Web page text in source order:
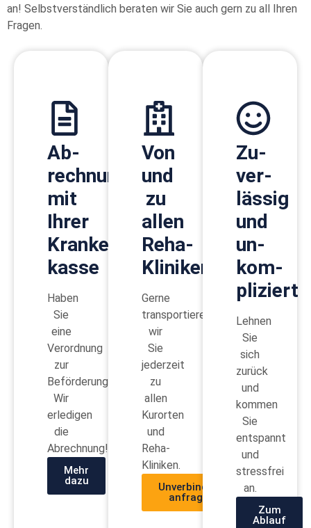
an! Selbstverständlich beraten wir Sie auch gern zu all Ihren
Fragen.
Ab­
rechnung
mit
Ihrer
Kranken­
kasse
Haben
Sie
eine
Verordnung
zur
Beförderung?
Wir
erledigen
die
Abrechnung!
Mehr
dazu
Von
und
zu
allen
Reha-
Kliniken
Gerne
transportieren
wir
Sie
jederzeit
zu
allen
Kurorten
und
Reha-
Kliniken.
Unverbindlich
anfragen
Zu­
ver­
lässig
und
un­
kom­
pliziert
Lehnen
Sie
sich
zurück
und
kommen
Sie
entspannt
und
stressfrei
an.
Zum
Ablauf